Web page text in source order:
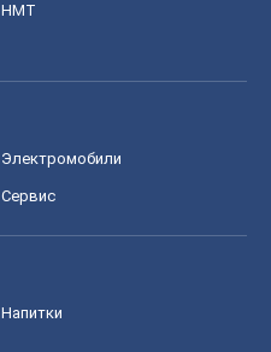
НМТ
Электромобили
Сервис
Напитки